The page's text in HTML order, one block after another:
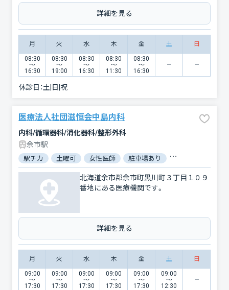
詳細を見る
月 火 水 木 金 土 日
08:30
〜
16:30
08:30
〜
19:00
08:30
〜
16:30
08:30
〜
11:30
08:30
〜
16:30
休診日：土|日|祝
医療法人社団滋恒会中島内科
内科/循環器科/消化器科/整形外科
余市駅
駅チカ 土曜可 女性医師 駐車場あり バリアフリー
北海道余市郡余市町黒川町３丁目１０９
番地にある医療機関です。
詳細を見る
月 火 水 木 金 土 日
09:00
〜
17:30
09:00
〜
17:30
09:00
〜
17:30
09:00
〜
17:30
09:00
〜
17:30
09:00
〜
12:30